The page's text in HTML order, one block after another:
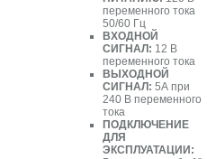
переменного тока
50/60 Гц
ВХОДНОЙ
СИГНАЛ: 12 В
переменного тока
ВЫХОДНОЙ
СИГНАЛ: 5А при
240 В переменного
тока
ПОДКЛЮЧЕНИЕ
ДЛЯ
ЭКСПЛУАТАЦИИ: